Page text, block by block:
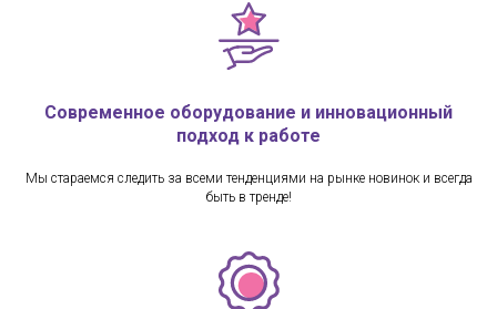
Современное оборудование и инновационный
подход к работе
Мы стараемся следить за всеми тенденциями на рынке новинок и всегда
быть в тренде!